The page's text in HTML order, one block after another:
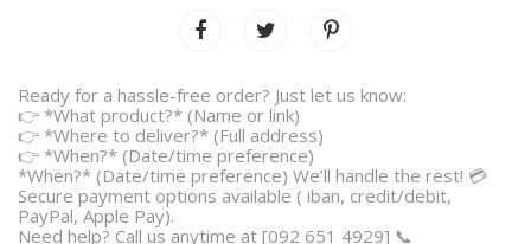
Ready for a hassle-free order? Just let us know:
👉 *What product?* (Name or link)
👉 *Where to deliver?* (Full address)
👉 *When?* (Date/time preference)
*When?* (Date/time preference) We’ll handle the rest! 💳
Secure payment options available ( iban, credit/debit,
PayPal, Apple Pay).
Need help? Call us anytime at [092 651 4929] 📞